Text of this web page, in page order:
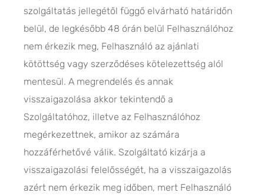
szolgáltatás jellegétől függő elvárható határidőn
belül, de legkésőbb 48 órán belül Felhasználóhoz
nem érkezik meg, Felhasználó az ajánlati
kötöttség vagy szerződéses kötelezettség alól
mentesül. A megrendelés és annak
visszaigazolása akkor tekintendő a
Szolgáltatóhoz, illetve az Felhasználóhoz
megérkezettnek, amikor az számára
hozzáférhetővé válik. Szolgáltató kizárja a
visszaigazolási felelősségét, ha a visszaigazolás
azért nem érkezik meg időben, mert Felhasználó